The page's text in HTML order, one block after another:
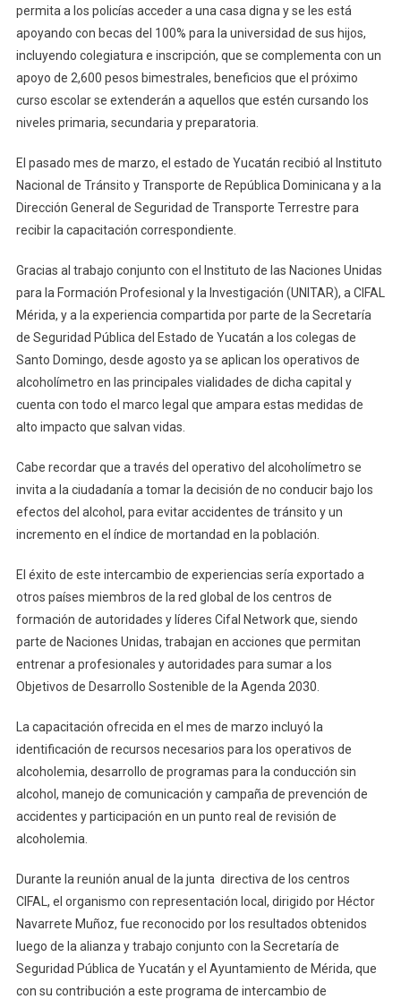
permita a los policías acceder a una casa digna y se les está
apoyando con becas del 100% para la universidad de sus hijos,
incluyendo colegiatura e inscripción, que se complementa con un
apoyo de 2,600 pesos bimestrales, beneficios que el próximo
curso escolar se extenderán a aquellos que estén cursando los
niveles primaria, secundaria y preparatoria.
El pasado mes de marzo, el estado de Yucatán recibió al Instituto
Nacional de Tránsito y Transporte de República Dominicana y a la
Dirección General de Seguridad de Transporte Terrestre para
recibir la capacitación correspondiente.
Gracias al trabajo conjunto con el Instituto de las Naciones Unidas
para la Formación Profesional y la Investigación (UNITAR), a CIFAL
Mérida, y a la experiencia compartida por parte de la Secretaría
de Seguridad Pública del Estado de Yucatán a los colegas de
Santo Domingo, desde agosto ya se aplican los operativos de
alcoholímetro en las principales vialidades de dicha capital y
cuenta con todo el marco legal que ampara estas medidas de
alto impacto que salvan vidas.
Cabe recordar que a través del operativo del alcoholímetro se
invita a la ciudadanía a tomar la decisión de no conducir bajo los
efectos del alcohol, para evitar accidentes de tránsito y un
incremento en el índice de mortandad en la población.
El éxito de este intercambio de experiencias sería exportado a
otros países miembros de la red global de los centros de
formación de autoridades y líderes Cifal Network que, siendo
parte de Naciones Unidas, trabajan en acciones que permitan
entrenar a profesionales y autoridades para sumar a los
Objetivos de Desarrollo Sostenible de la Agenda 2030.
La capacitación ofrecida en el mes de marzo incluyó la
identificación de recursos necesarios para los operativos de
alcoholemia, desarrollo de programas para la conducción sin
alcohol, manejo de comunicación y campaña de prevención de
accidentes y participación en un punto real de revisión de
alcoholemia.
Durante la reunión anual de la junta directiva de los centros
CIFAL, el organismo con representación local, dirigido por Héctor
Navarrete Muñoz, fue reconocido por los resultados obtenidos
luego de la alianza y trabajo conjunto con la Secretaría de
Seguridad Pública de Yucatán y el Ayuntamiento de Mérida, que
con su contribución a este programa de intercambio de